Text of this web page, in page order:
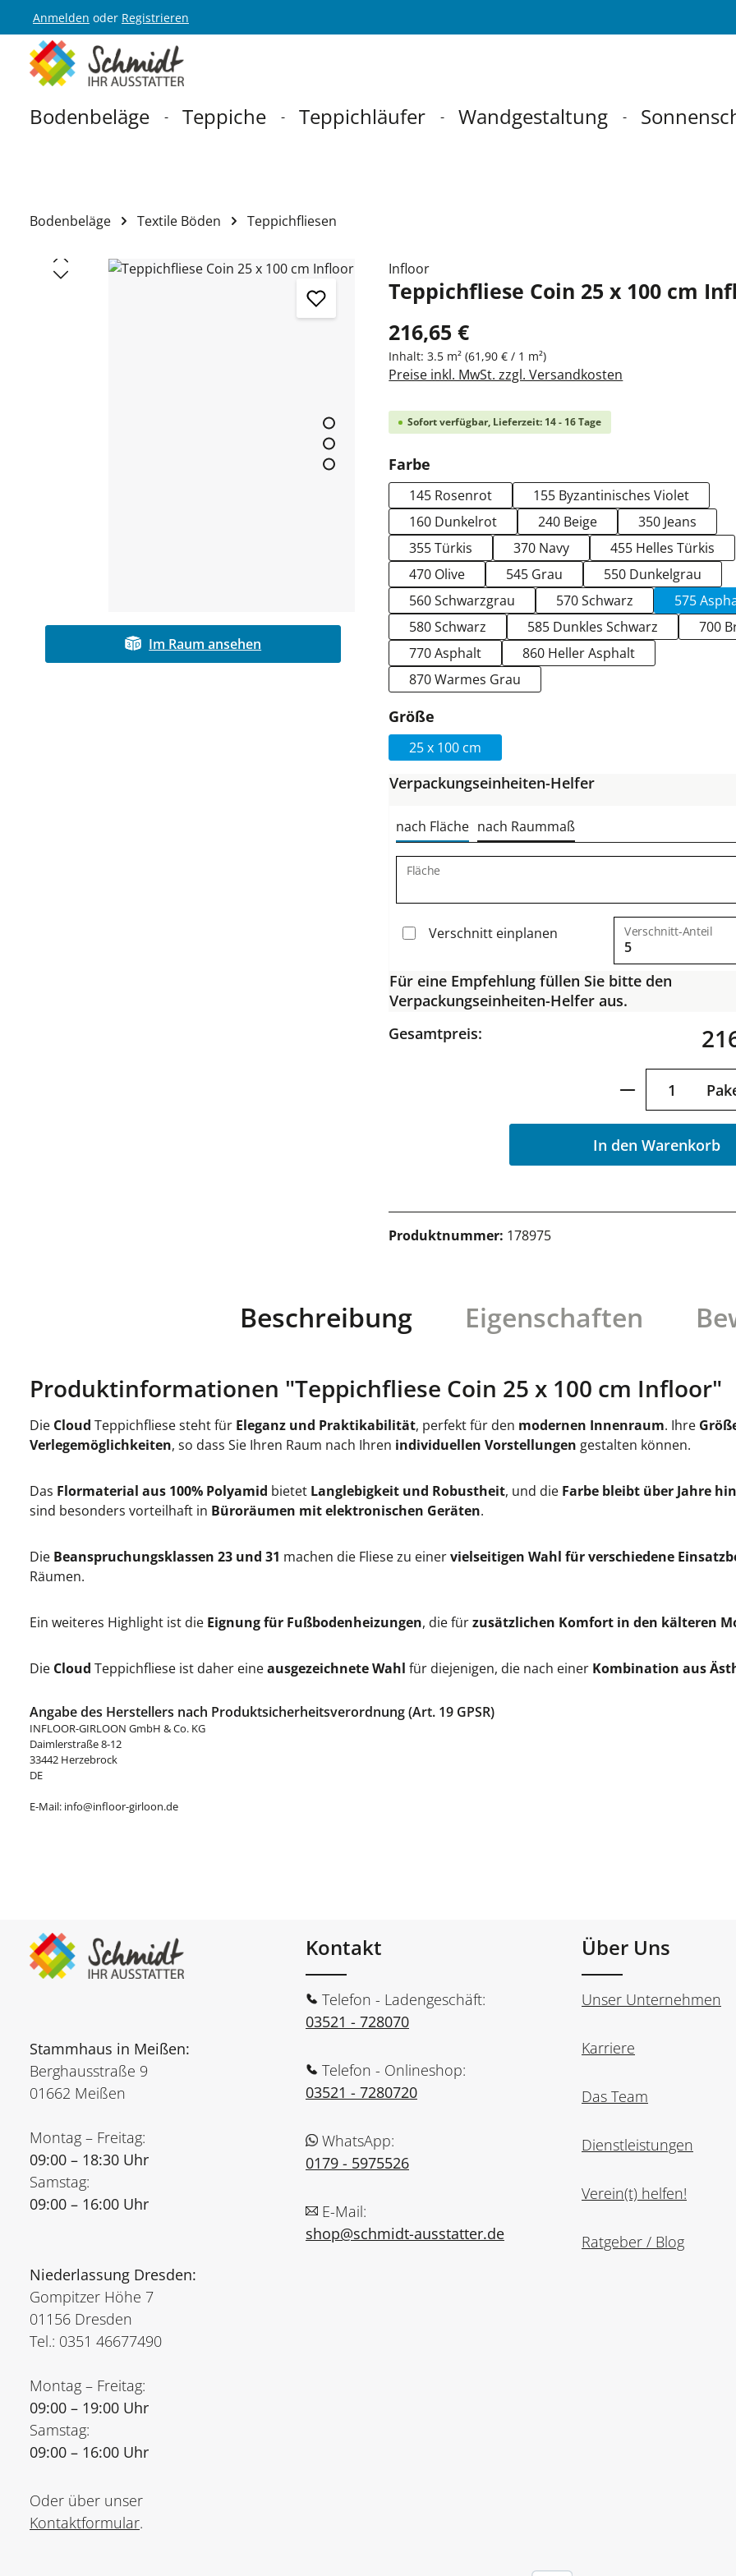
Hauptnavigation springen
Anmelden oder Registrieren
Bodenbeläge Teppiche Teppichläufer Wandgestaltung
Bodenbeläge Textile Böden Teppichfliesen
Bildergalerie überspringen
Im Raum ansehen
Infloor
Teppichfliese Coin 25 x 100 cm
216,65 €
Inhalt:3.5 m²(61,90 € / 1 m²)
Preise inkl. MwSt. zzgl. Versandkosten
Sofort verfügbar, Lieferzeit: 14 - 16 Tage
Farbe
145 Rosenrot
155 Byzantinisches Violet
160 Dunkelrot
240 Beige
350 Jeans
355 Türkis
370 Navy
455 Helles Türkis
470 Olive
545 Grau
550 Dunkelgrau
560 Schwarzgrau
570 Schwarz
575
580 Schwarz
585 Dunkles Schwarz
700
770 Asphalt
860 Heller Asphalt
870 Warmes Grau
Größe
25 x 100 cm
Verpackungseinheiten-Helfer
nach Fläche nach Raummaß
Fläche
Verschnitt einplanen Verschnitt-Anteil
Für eine Empfehlung füllen Sie bitte den
Verpackungseinheiten-Helfer aus.
Gesamtpreis:
Produkt
In den Warenkorb
Produktnummer: 178975
Beschreibung Eigenschaften
Produktinformationen "Teppichfliese Coin 25 x 100 cm Infloor"
Die Cloud Teppichfliese steht für Eleganz und Praktikabilität, perfekt für den modernen Innenraum. Ihre
Verlegemöglichkeiten, so dass Sie Ihren Raum nach Ihren individuellen Vorstellungen gestalten können.
Das Flormaterial aus 100% Polyamid bietet Langlebigkeit und Robustheit, und die Farbe bleibt über Jahre
sind besonders vorteilhaft in Büroräumen mit elektronischen Geräten.
Die Beanspruchungsklassen 23 und 31 machen die Fliese zu einervielseitigen Wahl für verschiedene
Räumen.
Ein weiteres Highlight ist die Eignung für Fußbodenheizungen, die fürzusätzlichen Komfort in den kälteren
Die Cloud Teppichfliese ist daher eineausgezeichnete Wahl für diejenigen, die nach einer Kombination aus
Angabe des Herstellers nach Produktsicherheitsverordnung (Art. 19 GPSR)
INFLOOR-GIRLOON GmbH & Co. KG
Daimlerstraße 8-12
33442 Herzebrock
DE
E-Mail: info@infloor-girloon.de
Stammhaus in Meißen:
Berghausstraße 9
01662 Meißen
Montag – Freitag:
09:00 – 18:30 Uhr
Samstag:
09:00 – 16:00 Uhr
Niederlassung Dresden:
Gompitzer Höhe 7
01156 Dresden
Tel.: 0351 46677490
Montag – Freitag:
09:00 – 19:00 Uhr
Samstag:
09:00 – 16:00 Uhr
Oder über unser
Kontaktformular.
Kontakt
Telefon - Ladengeschäft:
03521 - 728070
Telefon - Onlineshop:
03521 - 7280720
WhatsApp:
0179 - 5975526
E-Mail:
shop@schmidt-ausstatter.de
Über Uns
Unser Unternehmen
Karriere
Das Team
Dienstleistungen
Verein(t) helfen!
Ratgeber / Blog